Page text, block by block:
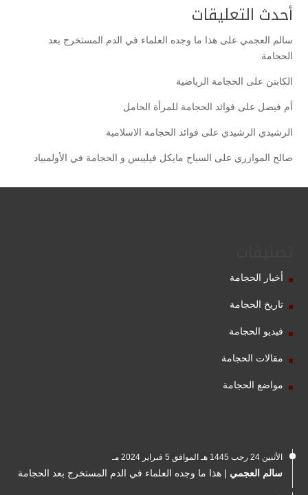
أحدث التعليقات
سالم العجمي على هذا ما وجده العلماء في الدم المستخرج بعد
الحجامة
الكابتن على الحجامة الرياضية
أم فيصل على فوائد الحجامة للمرأة الحامل
الرشيدي الرشيدي على فوائد الحجامة الاسلامية
صالح الموازري على السباح مايكل فيليبس و الحجامة في الأولمبياد
أخبار الحجامة
تاريخ الحجامة
فيديو الحجامة
مقالات الحجامة
مواضع الحجامة
الأثنين 24 رجب 1445 هـ الموافق 5 فبراير 2024 مـ
سالم العجمي | هذا ما وجده العلماء في الدم المستخرج بعد الحجامة